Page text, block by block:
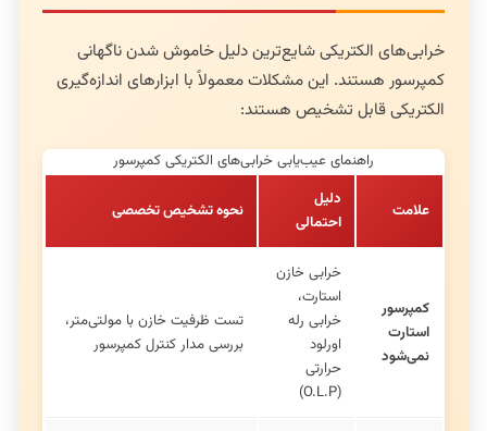
خرابی‌های الکتریکی شایع‌ترین دلیل خاموش شدن ناگهانی
کمپرسور هستند. این مشکلات معمولاً با ابزارهای اندازه‌گیری
الکتریکی قابل تشخیص هستند:
راهنمای عیب‌یابی خرابی‌های الکتریکی کمپرسور
علامت
دلیل
احتمالی
نحوه تشخیص تخصصی
کمپرسور
استارت
نمی‌شود
خرابی خازن
استارت،
خرابی رله
اورلود
حرارتی
(O.L.P)
تست ظرفیت خازن با مولتی‌متر،
بررسی مدار کنترل کمپرسور